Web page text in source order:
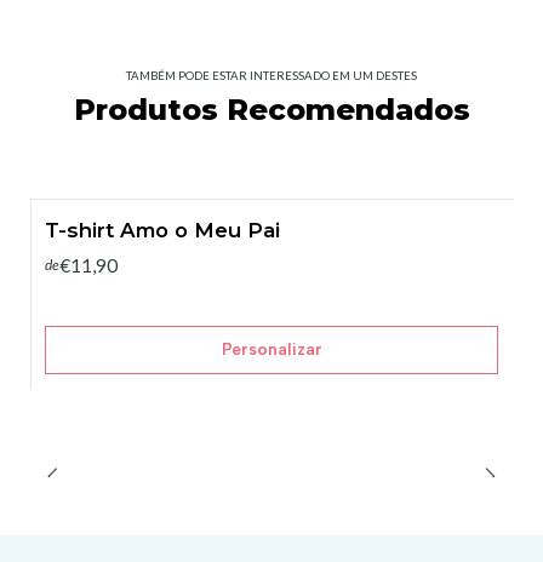
TAMBÉM PODE ESTAR INTERESSADO EM UM DESTES
Produtos Recomendados
T-shirt Amo o Meu Pai
de€11,90
Personalizar